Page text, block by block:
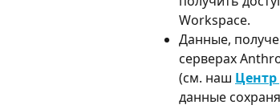
Workspace.
Данные,
серверах
(см. наш
данные